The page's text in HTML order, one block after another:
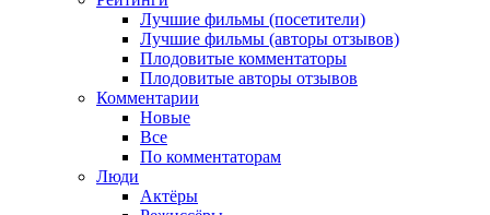
Лучшие фильмы (посетители)
Лучшие фильмы (авторы отзывов)
Плодовитые комментаторы
Плодовитые авторы отзывов
Комментарии
Новые
Все
По комментаторам
Люди
Актёры